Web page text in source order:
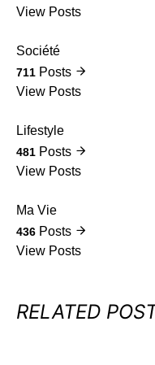
View Posts
Société
711 Posts
View Posts
Lifestyle
481 Posts
View Posts
Ma Vie
436 Posts
View Posts
RELATED